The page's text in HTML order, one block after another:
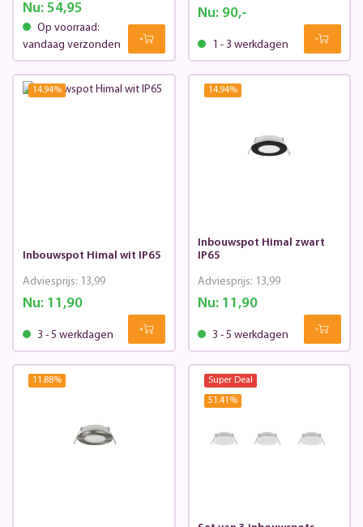
Nu:54,95
Op voorraad:
vandaag verzonden
Nu: 90,-
1 - 3 werkdagen
14.94%
Inbouwspot Himal wit IP65
Nu:11,90
Adviesprijs: 13,99
3 - 5 werkdagen
14.94%
Inbouwspot Himal zwart
IP65
Nu: 11,90
Adviesprijs: 13,99
3 - 5 werkdagen
11.88% Super Deal
51.41 %